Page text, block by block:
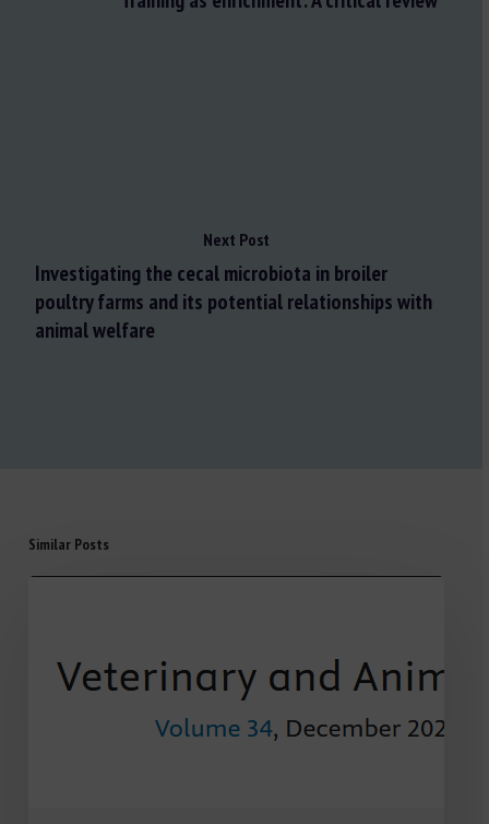
Next Post
Investigating the cecal microbiota in broiler
poultry farms and its potential relationships with
animal welfare
Similar Posts